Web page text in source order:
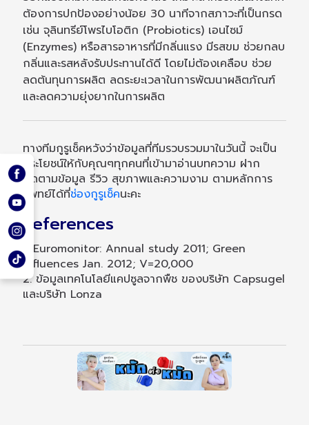
ต้องการปกป้องอย่างน้อย 30 นาทีจากสภาวะที่เป็นกรด
เช่น จุลินทรีย์โพรไบโอติก (Probiotics) เอนไซม์
(Enzymes) หรือสารอาหารที่มีกลิ่นแรง มีรสขม ช่วยกลบ
กลิ่นและรสหลังรับประทานได้ดี โดยไม่ต้องเคลือบ ช่วย
ลดต้นทุนการผลิต ลดระยะเวลาในการพัฒนาผลิตภัณฑ์
และลดความยุ่งยากในการผลิต
ทางทีมกูรูเช็คหวังว่าข้อมูลที่ทีมรวบรวมมาในวันนี้ จะเป็น
ประโยชน์ให้กับคุณๆทุกคนที่เข้ามาอ่านบทความ ฝาก
ติดตามข้อมูล รีวิว สุขภาพและความงาม ตามหลักการ
แพทย์ได้ที่ช่องกูรูเช็คนะคะ
References
1. Euromonitor: Annual study 2011; Green
influences Jan. 2012; V=20,000
2. ข้อมูลเทคโนโลยีแคปซูลจากพืช ของบริษัท Capsugel
และบริษัท Lonza